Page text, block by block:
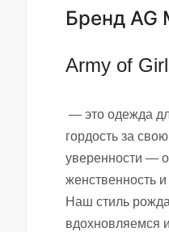
Бренд AG
Army of
— это одежда
гордость за
уверенности —
женственность
Наш стиль
вдохновляемся